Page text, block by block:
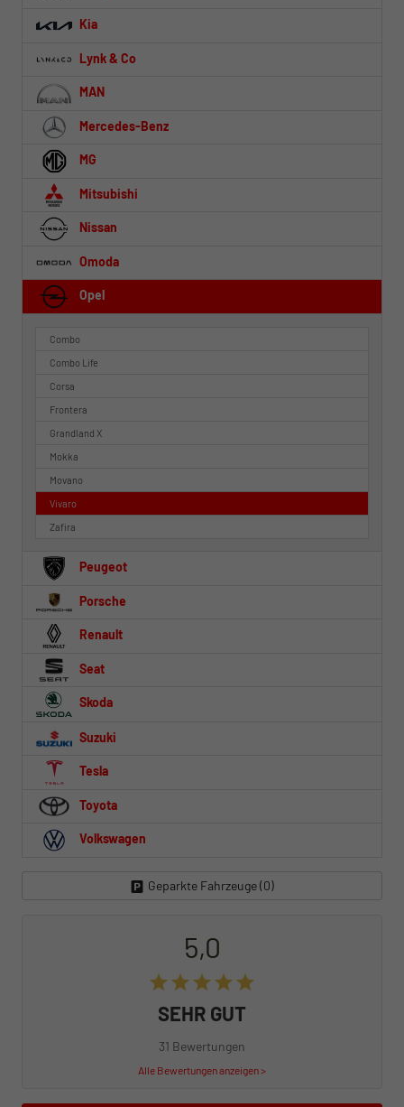
Kia
Lynk & Co
MAN
Mercedes-Benz
MG
Mitsubishi
Nissan
Omoda
Opel
Combo
Combo Life
Corsa
Frontera
Grandland X
Mokka
Movano
Vivaro
Zafira
Peugeot
Porsche
Renault
Seat
Skoda
Suzuki
Tesla
Toyota
Volkswagen
Geparkte Fahrzeuge (0)
5,0
SEHR GUT
31 Bewertungen
Alle Bewertungen anzeigen >